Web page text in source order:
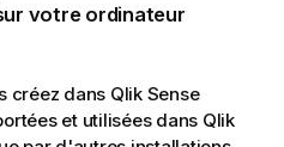
votre ordinateur
créez dans Qlik Sense
et utilisées dans Qlik